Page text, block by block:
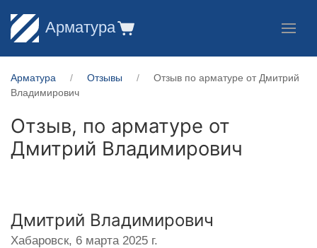
Арматура
Арматура Отзывы
Отзыв по арматуре от Дмитрий
Владимирович
Отзыв, по арматуре от
Дмитрий Владимирович
Дмитрий Владимирович
Хабаровск, 6 марта 2025 г.